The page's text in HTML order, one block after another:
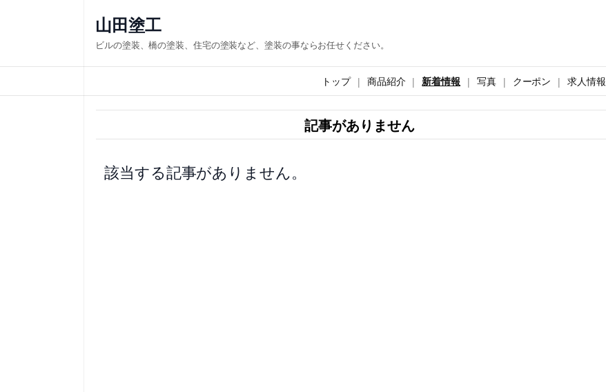
ス
キ
山田塗工
ビルの塗装、橋の塗装、住宅の塗装など、塗装の事ならお任せください。
トップ 商品紹介 新着情報 写真 クーポン 求人情報
記事がありません
該当する記事がありません。